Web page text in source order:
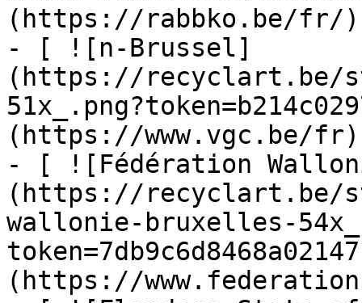
(https://rabbko.be/fr/)
- [ ![n-Brussel]
(https://recyclart.be/
(https://www.vgc.be/fr)
- [ ![Fédération
(https://recyclart.be/
wallonie-bruxelles-
(https://